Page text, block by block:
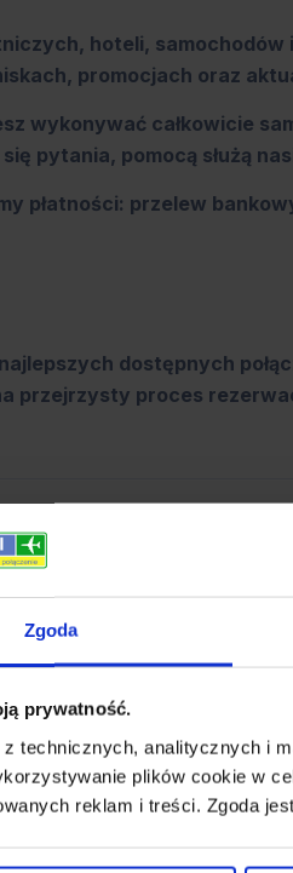
Zgoda
prywatność.
technicznych, analitycznych i
plików cookie w
reklam i treści. Zgoda
hoteli, samochodów
promocjach oraz
wykonywać całkowicie
pytania, pomocą służą
płatności: przelew
dostępnych
przejrzysty proces